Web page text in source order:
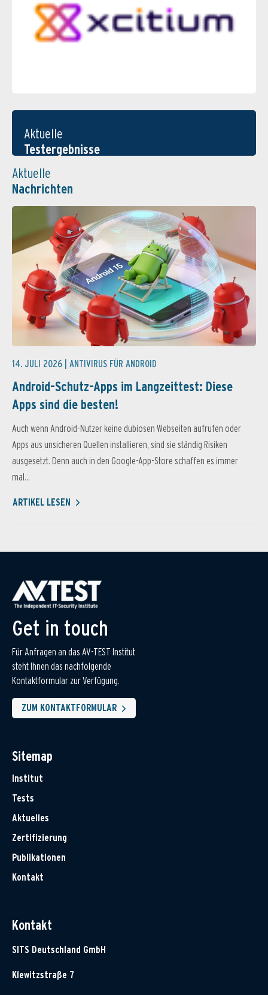
Aktuelle
Testergebnisse
Aktuelle
Nachrichten
14. JULI 2026 | ANTIVIRUS FÜR ANDROID
Android-Schutz-Apps im Langzeittest: Diese
Apps sind die besten!
Auch wenn Android-Nutzer keine dubiosen Webseiten aufrufen oder
Apps aus unsicheren Quellen installieren, sind sie ständig Risiken
ausgesetzt. Denn auch in den Google-App-Store schaffen es immer
mal...
ARTIKEL LESEN
Get in touch
Für Anfragen an das AV-TEST Institut
steht Ihnen das nachfolgende
Kontaktformular zur Verfügung.
ZUM KONTAKTFORMULAR
Sitemap
Institut
Tests
Aktuelles
Zertifizierung
Publikationen
Kontakt
Kontakt
SITS Deutschland GmbH
Klewitzstraße 7